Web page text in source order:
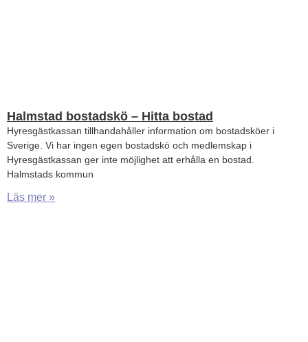
Halmstad bostadskö – Hitta bostad
Hyresgästkassan tillhandahåller information om bostadsköer i
Sverige. Vi har ingen egen bostadskö och medlemskap i
Hyresgästkassan ger inte möjlighet att erhålla en bostad.
Halmstads kommun
Läs mer »